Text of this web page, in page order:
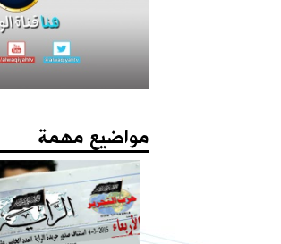
مواضيع مهمة
يا جيوش المسلمين المسجد